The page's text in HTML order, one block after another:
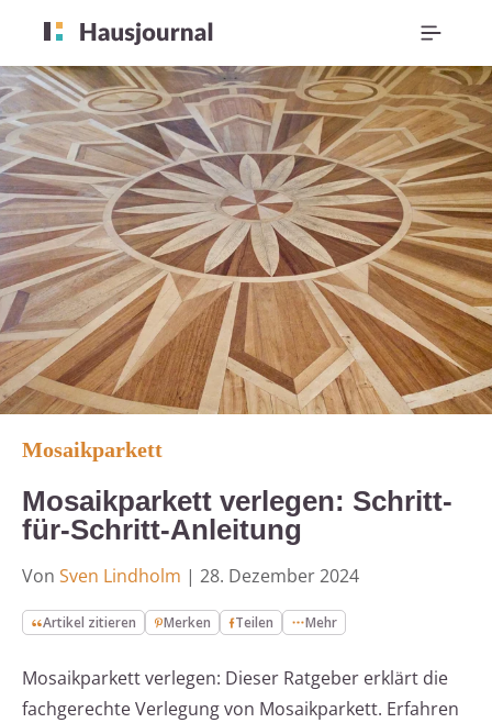
Mosaikparkett
Mosaikparkett verlegen: Schritt-
für-Schritt-Anleitung
Von Sven Lindholm | 28. Dezember 2024
Artikel zitieren Merken Teilen Mehr
Mosaikparkett verlegen: Dieser Ratgeber erklärt die
fachgerechte Verlegung von Mosaikparkett. Erfahren